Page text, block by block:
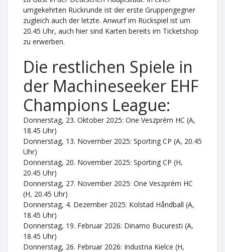
umgekehrten Rückrunde ist der erste Gruppengegner
zugleich auch der letzte. Anwurf im Rückspiel ist um
20.45 Uhr, auch hier sind Karten bereits im Ticketshop
zu erwerben.
Die restlichen Spiele in
der Machineseeker EHF
Champions League:
Donnerstag, 23. Oktober 2025: One Veszprém HC (A,
18.45 Uhr)
Donnerstag, 13. November 2025: Sporting CP (A, 20.45
Uhr)
Donnerstag, 20. November 2025: Sporting CP (H,
20.45 Uhr)
Donnerstag, 27. November 2025: One Veszprém HC
(H, 20.45 Uhr)
Donnerstag, 4. Dezember 2025: Kolstad Håndball (A,
18.45 Uhr)
Donnerstag, 19. Februar 2026: Dinamo Bucuresti (A,
18.45 Uhr)
Donnerstag, 26. Februar 2026: Industria Kielce (H,